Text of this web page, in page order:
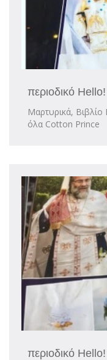
περιοδικό
Μαρτυρικά,
όλα Cotton Prince
περιοδικό